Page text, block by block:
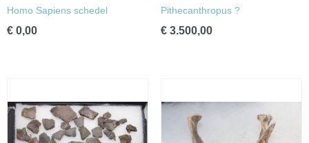
Homo Sapiens schedel
€ 0,00
Pithecanthropus ?
€ 3.500,00